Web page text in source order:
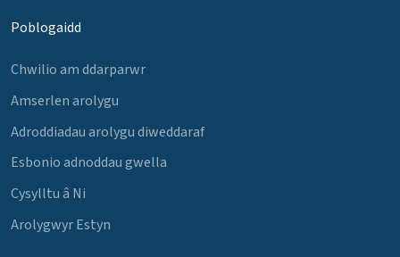
Poblogaidd
Chwilio am ddarparwr
Amserlen arolygu
Adroddiadau arolygu diweddaraf
Esbonio adnoddau gwella
Cysylltu â Ni
Arolygwyr Estyn